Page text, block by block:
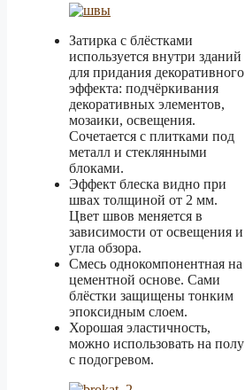
Затирка с блёстками
используется внутри зданий
для придания декоративного
эффекта: подчёркивания
декоративных элементов,
мозаики, освещения.
Сочетается с плитками под
металл и стеклянными
блоками.
Эффект блеска видно при
швах толщиной от 2 мм.
Цвет швов меняется в
зависимости от освещения и
угла обзора.
Смесь однокомпонентная на
цементной основе. Сами
блёстки защищены тонким
эпоксидным слоем.
Хорошая эластичность,
можно использовать на полу
с подогревом.